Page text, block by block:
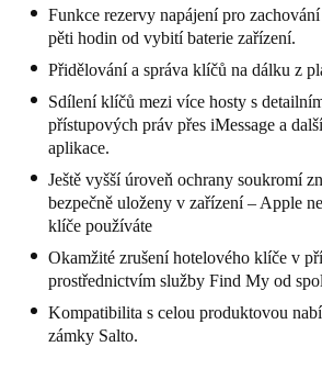
Funkce rezervy napájení pro
pěti hodin od vybití baterie zařízení.
Přidělování a správa klíčů na dálku z
Sdílení klíčů mezi více hosty s
přístupových práv přes iMessage a
aplikace.
Ještě vyšší úroveň ochrany soukromí
bezpečně uloženy v zařízení – Apple
klíče používáte
Okamžité zrušení hotelového klíče v
prostřednictvím služby Find My od
Kompatibilita s celou produktovou
zámky Salto.